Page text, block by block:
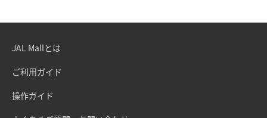
JAL Mallとは
ご利用ガイド
操作ガイド